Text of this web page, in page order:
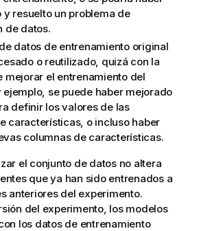
resuelto un problema de
de datos.
datos de entrenamiento original
o reutilizado, quizá con la
mejorar el entrenamiento del
ejemplo, se puede haber mejorado
definir los valores de las
características, o incluso haber
columnas de características.
el conjunto de datos no altera
que ya han sido entrenados a
anteriores del experimento.
del experimento, los modelos
los datos de entrenamiento